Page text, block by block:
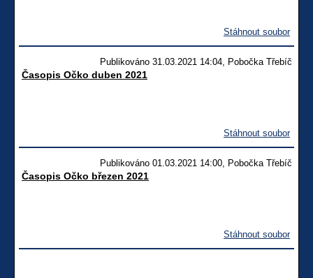
Stáhnout soubor
Publikováno 31.03.2021 14:04, Pobočka Třebíč
Časopis Očko duben 2021
Stáhnout soubor
Publikováno 01.03.2021 14:00, Pobočka Třebíč
Časopis Očko březen 2021
Stáhnout soubor